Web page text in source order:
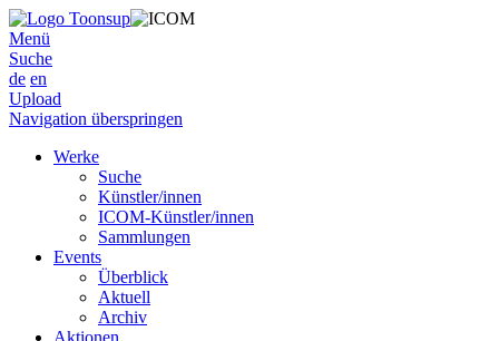
Menü
Suche
de en
Upload
Navigation überspringen
Werke
Suche
Künstler/innen
ICOM-Künstler/innen
Sammlungen
Events
Überblick
Aktuell
Archiv
Aktionen